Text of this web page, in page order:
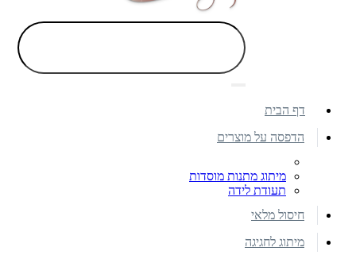
דף הבית
הדפסה על מוצרים
מיתוג מתנות מוסדות
תעודת לידה
חיסול מלאי
מיתוג לחגיגה